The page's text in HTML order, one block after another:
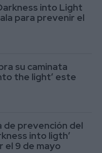
into Light
para prevenir el
su caminata
the light’ este
de prevención del
into ligth’
el 9 de mayo